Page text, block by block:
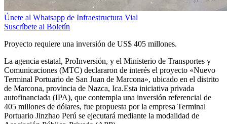
Únete al Whatsapp de Infraestructura Vial
Suscríbete al Boletín
Proyecto requiere una inversión de US$ 405 millones.
La agencia estatal, ProInversión, y el Ministerio de Transportes y
Comunicaciones (MTC) declararon de interés el proyecto «Nuevo
Terminal Portuario de San Juan de Marcona», ubicado en el distrito
de Marcona, provincia de Nazca, Ica.Esta iniciativa privada
autofinanciada (IPA), que contempla una inversión referencial de
405 millones de dólares, fue propuesta por la empresa Terminal
Portuario Jinzhao Perú se ejecutará mediante la modalidad de